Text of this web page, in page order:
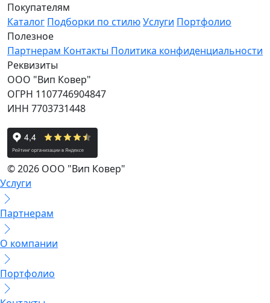
Покупателям
Каталог Подборки по стилюУслуги Портфолио
Полезное
Партнерам Контакты Политика конфиденциальности
Реквизиты
ООО "Вип Ковер"
ОГРН 1107746904847
ИНН 7703731448
© 2026 ООО "Вип Ковер"
Услуги
Партнерам
О компании
Портфолио